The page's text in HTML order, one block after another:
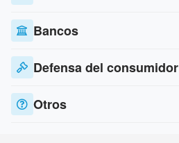
Bancos
Defensa del consumidor
Otros